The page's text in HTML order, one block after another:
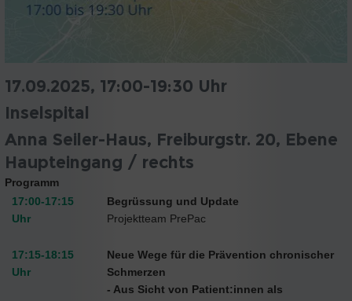
17.09.2025, 17:00-19:30 Uhr
Inselspital
Anna Seiler-Haus, Freiburgstr. 20, Ebene
Haupteingang / rechts
Programm
17:00-17:15
Uhr
Begrüssung und Update
Projektteam PrePac
17:15-18:15
Uhr
Neue Wege für die Prävention chronischer
Schmerzen
- Aus Sicht von Patient:innen als